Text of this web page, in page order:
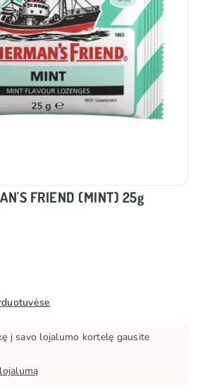
FRIEND (MINT) 25g
į savo lojalumo kortelę gausite